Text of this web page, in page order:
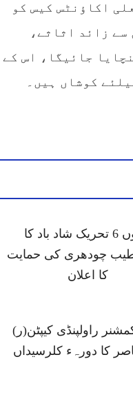
اکاؤنٹس کیس کو
زائد اثاثے،
جائیگا، اس کے
کوشاں ہیں۔
جموں 6 تحریک شاد باد کا
چودھری کی حمایت
کا اعلان
راولپنڈی کیپٹن(ر)
کا دورہء کلرسیداں